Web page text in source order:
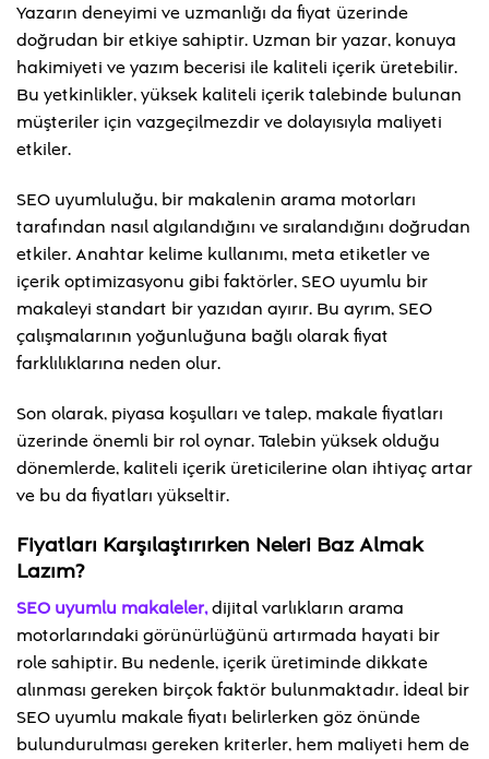
Yazarın deneyimi ve uzmanlığı da fiyat üzerinde
doğrudan bir etkiye sahiptir. Uzman bir yazar, konuya
hakimiyeti ve yazım becerisi ile kaliteli içerik üretebilir.
Bu yetkinlikler, yüksek kaliteli içerik talebinde bulunan
müşteriler için vazgeçilmezdir ve dolayısıyla maliyeti
etkiler.
SEO uyumluluğu, bir makalenin arama motorları
tarafından nasıl algılandığını ve sıralandığını doğrudan
etkiler. Anahtar kelime kullanımı, meta etiketler ve
içerik optimizasyonu gibi faktörler, SEO uyumlu bir
makaleyi standart bir yazıdan ayırır. Bu ayrım, SEO
çalışmalarının yoğunluğuna bağlı olarak fiyat
farklılıklarına neden olur.
Son olarak, piyasa koşulları ve talep, makale fiyatları
üzerinde önemli bir rol oynar. Talebin yüksek olduğu
dönemlerde, kaliteli içerik üreticilerine olan ihtiyaç artar
ve bu da fiyatları yükseltir.
Fiyatları Karşılaştırırken Neleri Baz Almak
Lazım?
SEO uyumlu makaleler,dijital varlıkların arama
motorlarındaki görünürlüğünü artırmada hayati bir
role sahiptir. Bu nedenle, içerik üretiminde dikkate
alınması gereken birçok faktör bulunmaktadır. İdeal bir
SEO uyumlu makale fiyatı belirlerken göz önünde
bulundurulması gereken kriterler, hem maliyeti hem de